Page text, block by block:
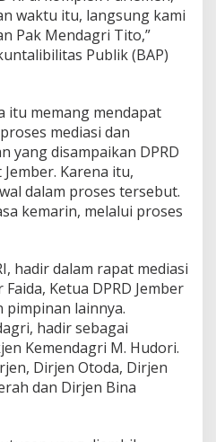
waktu itu, langsung kami
Pak Mendagri Tito,”
Publik (BAP)
itu memang mendapat
mediasi dan
yang disampaikan DPRD
Karena itu,
dalam proses tersebut.
kemarin, melalui proses
hadir dalam rapat mediasi
Ketua DPRD Jember
pimpinan lainnya.
hadir sebagai
Kemendagri M. Hudori.
Dirjen Otoda, Dirjen
dan Dirjen Bina